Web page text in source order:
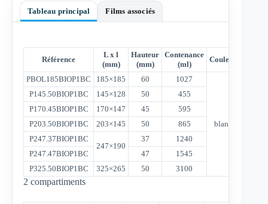
Tableau principal Films associés
Référence
L x l
(mm)
Hauteur
(mm)
Contenance
(ml)
Couleur
PBOL185BIOP1BC 185×185 60 1027
blanc
P145.50BIOP1BC
145×128 50 455
P170.45BIOP1BC
170×147 45 595
P203.50BIOP1BC
203×145 50 865
P247.37BIOP1BC
247×190
37 1240
P247.47BIOP1BC
47 1545
P325.50BIOP1BC
325×265 50 3100
2 compartiments